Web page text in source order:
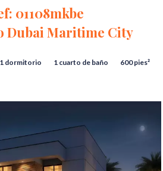
01108mkbe
Dubai Maritime City
1 dormitorio 1 cuarto de baño 600 pies²